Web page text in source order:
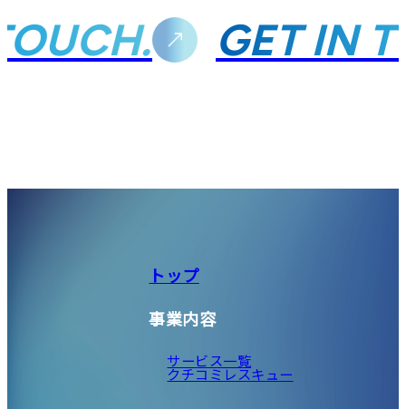
GET IN
トップ
事業内容
サービス一覧
クチコミレスキュー